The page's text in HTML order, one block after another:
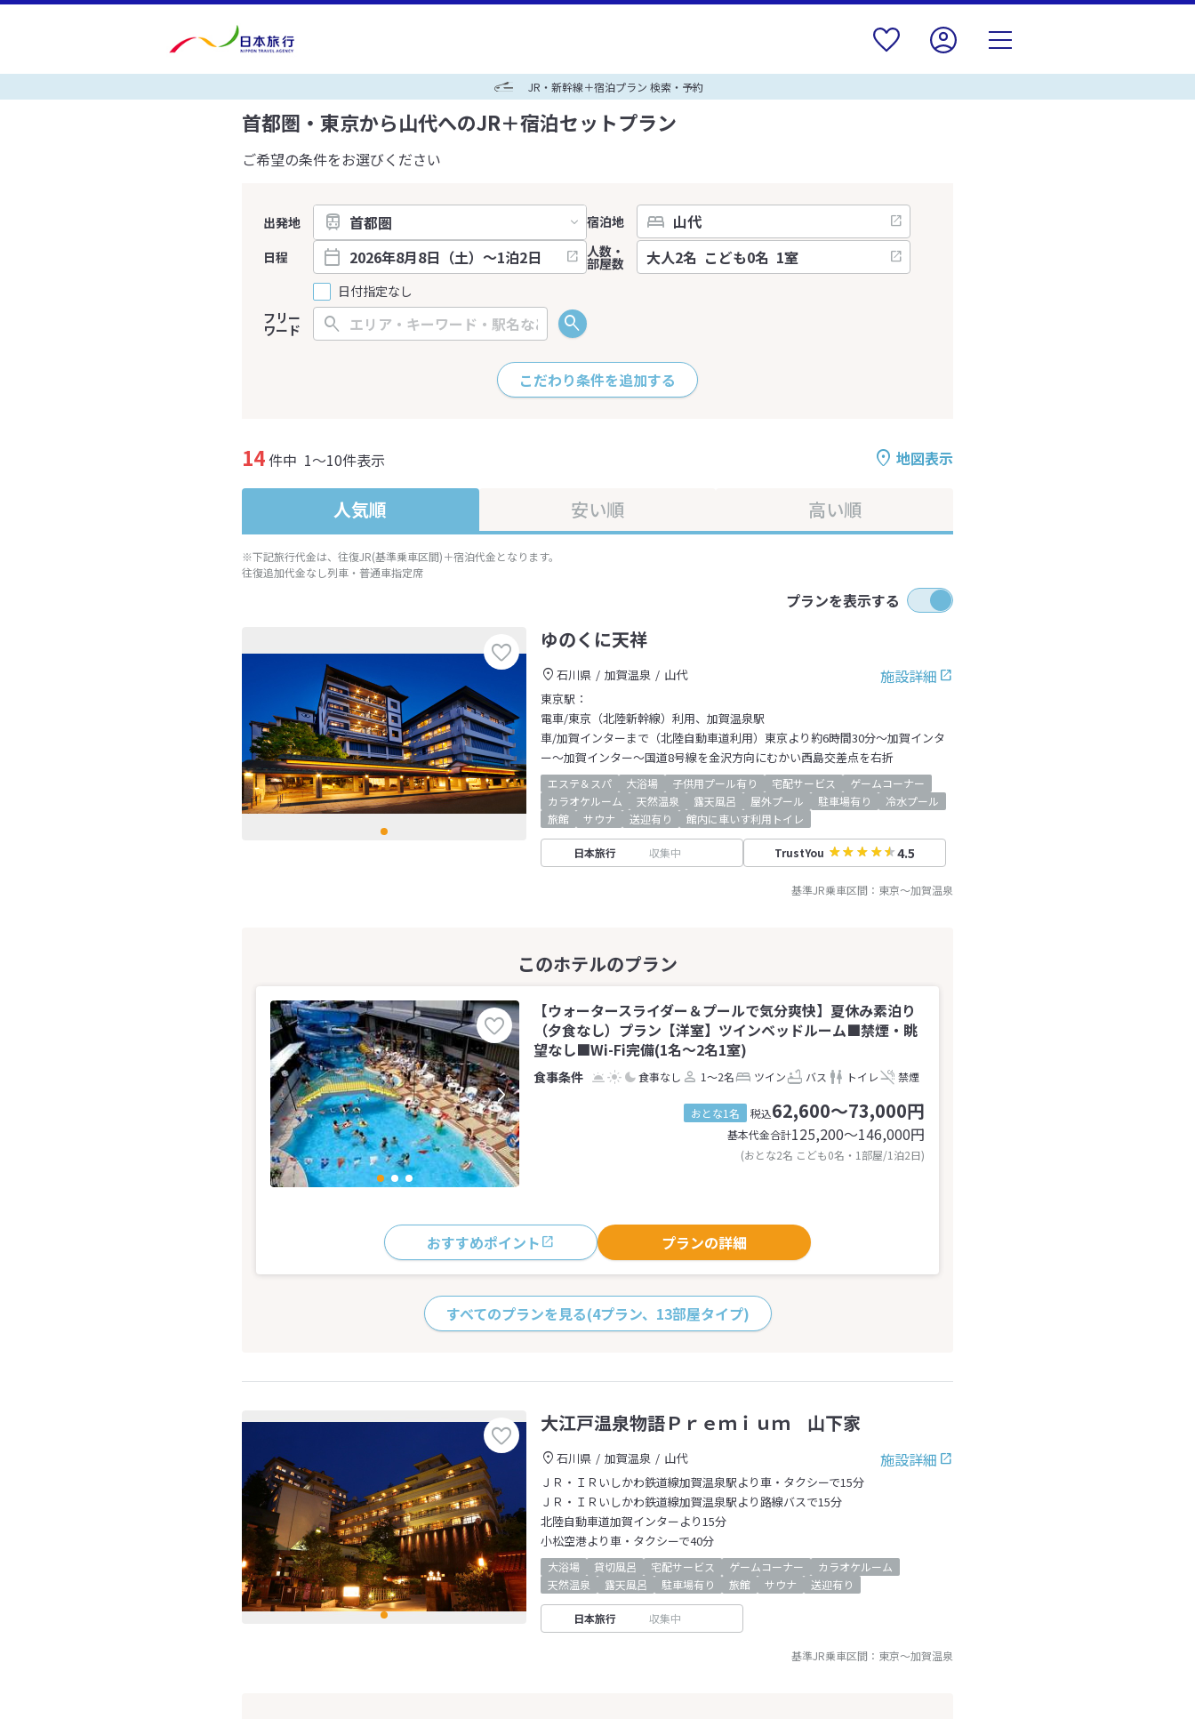
JR・新幹線＋宿泊プラン 検索・予約
首都圏・東京から山代へのJR＋宿泊セットプラン
ご希望の条件をお選びください
出発地
宿泊地
日程
日付指定なし
人数・
部屋数
フリー
ワード
こだわり条件を追加する
地図表示
14件中 1～10件表示
人気順 安い順 高い順
※下記旅行代金は、往復JR(基準乗車区間)＋宿泊代金となります。
往復追加代金なし列車・普通車指定席
プランを表示する
ゆのくに天祥
施設詳細
石川県 加賀温泉
山代
東京駅：
電車/東京（北陸新幹線）利用、加賀温泉駅
車/加賀インターまで（北陸自動車道利用）東京より約6時間30分～加賀インタ
ー～加賀インター～国道8号線を金沢方向にむかい西島交差点を右折
エステ＆スパ 大浴場 子供用プール有り 宅配サービス
ゲームコーナー
カラオケルーム
天然温泉 露天風呂 屋外プール 駐車場有り
冷水プール
旅館
サウナ 送迎有り 館内に車いす利用トイレ
日本旅行 収集中 TrustYou 4.5
基準JR乗車区間： 東京～加賀温泉
【ウォータースライダー＆プールで気分爽快】夏休み素泊り
（夕食なし）プラン【洋室】ツインベッドルーム■禁煙・眺
望なし■Wi-Fi完備(1名～2名1室)
食事なし 1～2名 ツイン バス トイレ 禁煙
おとな1名 税込62,600～73,000円
基本代金合計125,200〜146,000円
(おとな2名 こども0名・1部屋/1泊2日)
おすすめポイント プランの詳細
すべてのプランを見る(4プラン、13部屋タイプ)
大江戸温泉物語Ｐｒｅｍｉｕｍ 山下家
施設詳細
石川県 加賀温泉
山代
ＪＲ・ＩＲいしかわ鉄道線加賀温泉駅より車・タクシーで15分
ＪＲ・ＩＲいしかわ鉄道線加賀温泉駅より路線バスで15分
北陸自動車道加賀インターより15分
小松空港より車・タクシーで40分
大浴場 貸切風呂 宅配サービス ゲームコーナー
カラオケルーム
天然温泉
露天風呂 駐車場有り 旅館 サウナ 送迎有り
日本旅行 収集中
基準JR乗車区間： 東京～加賀温泉